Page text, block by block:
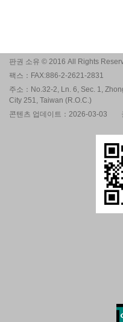
판권 소유 © 2016 All Rights
팩스：FAX:886-2-2621-2831
주소：No.32-2, Ln. 6, Sec. 1,
City 251, Taiwan (R.O.C.)
콘텐츠 업데이트：2026-03-03